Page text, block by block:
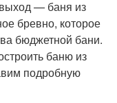
— баня из
бревно, которое
бюджетной бани.
баню из
подробную